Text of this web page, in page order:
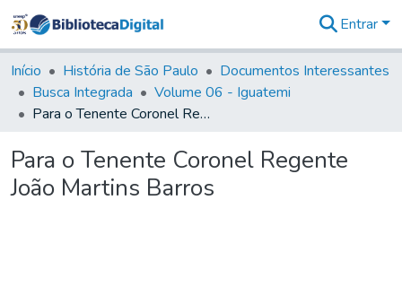
&
Coleções
Tudo na
Biblioteca
Estatísticas
Entrar
Início História de São Paulo
Documentos Interessantes
Busca Integrada
Volume 06 - Iguatemi
Para o Tenente Coronel Regente João Martins Barros
Para o Tenente Coronel Regente
João Martins Barros